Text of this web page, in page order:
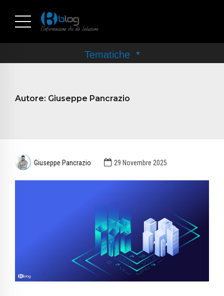
Autore: Giuseppe Pancrazio
Giuseppe Pancrazio 29 Novembre 2025